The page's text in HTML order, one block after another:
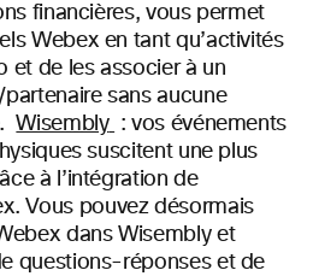
financières, vous permet
Webex en tant qu’activités
et de les associer à un
sans aucune
Wisembly : vos événements
suscitent une plus
à l’intégration de
Vous pouvez désormais
dans Wisembly et
questions-réponses et de